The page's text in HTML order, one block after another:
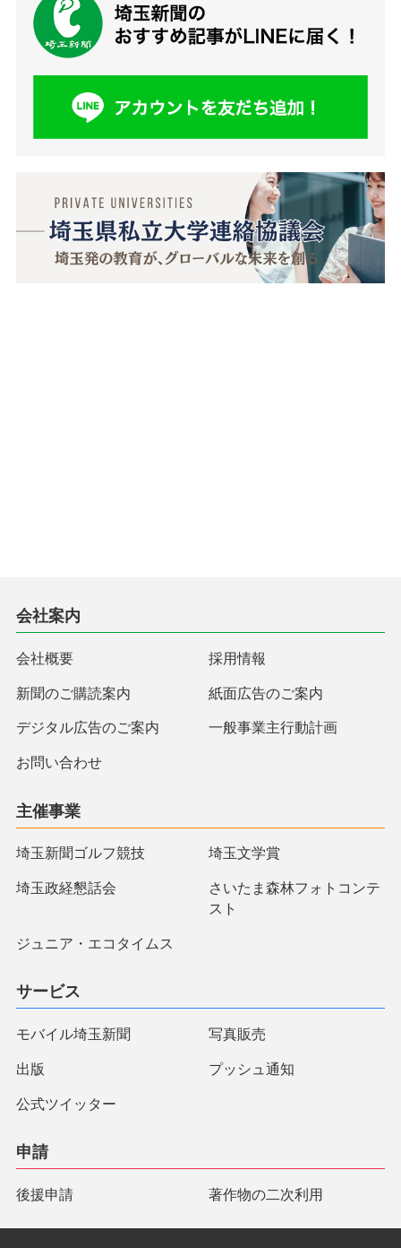
会社案内
会社概要 採用情報
新聞のご購読案内 紙面広告のご案内
デジタル広告のご案内 一般事業主行動計画
お問い合わせ
主催事業
埼玉新聞ゴルフ競技 埼玉文学賞
埼玉政経懇話会
さいたま森林フォトコンテ
スト
ジュニア・エコタイムス
サービス
モバイル埼玉新聞 写真販売
出版 プッシュ通知
公式ツイッター
申請
後援申請 著作物の二次利用